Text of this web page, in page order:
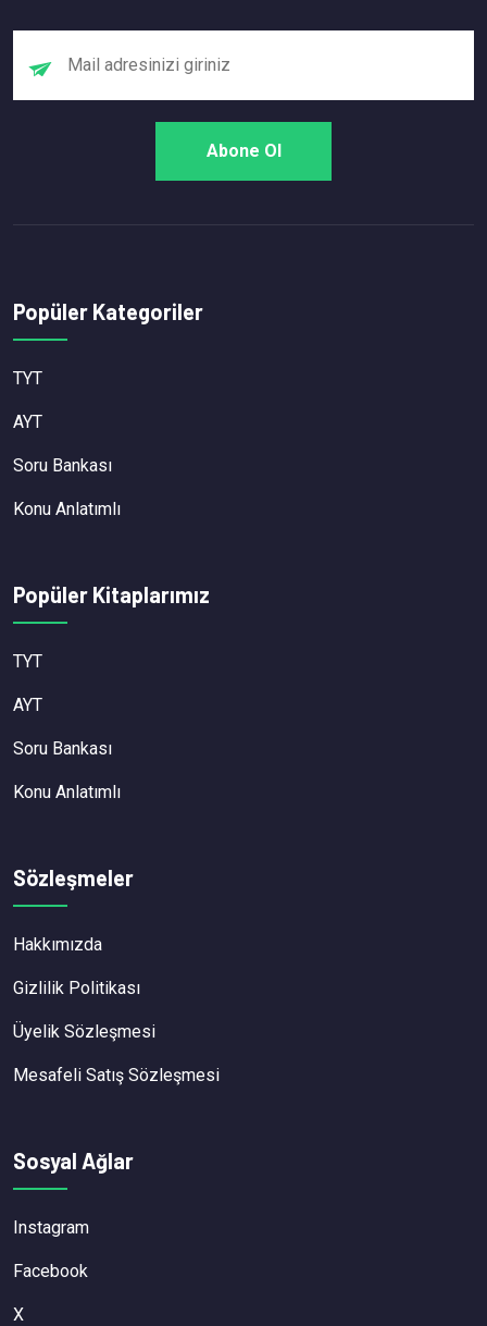
Popüler Kategoriler
TYT
AYT
Soru Bankası
Konu Anlatımlı
Popüler Kitaplarımız
TYT
AYT
Soru Bankası
Konu Anlatımlı
Sözleşmeler
Hakkımızda
Gizlilik Politikası
Üyelik Sözleşmesi
Mesafeli Satış Sözleşmesi
Sosyal Ağlar
Instagram
Facebook
X